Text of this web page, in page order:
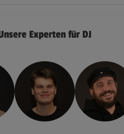
Experten für DJ